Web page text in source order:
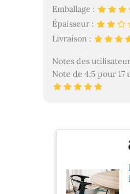
Emballage :
Épaisseur :
Livraison :
Notes des
Note de 4.5 pour 17